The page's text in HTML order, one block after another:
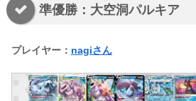
準優勝：大空洞パルキア
プレイヤー： nagiさん